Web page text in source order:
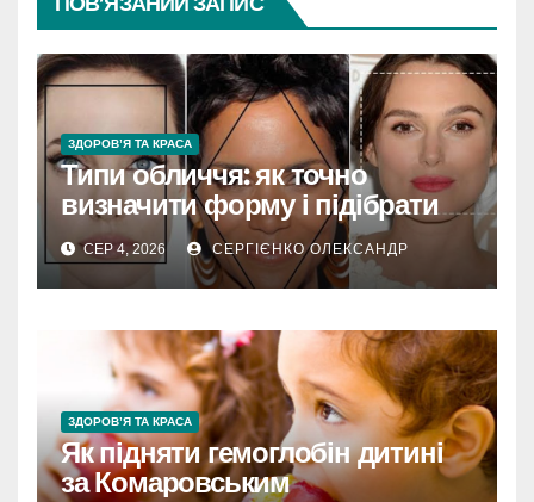
ЗДОРОВ’Я ТА КРАСА
Типи обличчя: як точно
визначити форму і підібрати
стиль
СЕР 4, 2026 СЕРГІЄНКО ОЛЕКСАНДР
ЗДОРОВ’Я ТА КРАСА
Як підняти гемоглобін дитині
за Комаровським